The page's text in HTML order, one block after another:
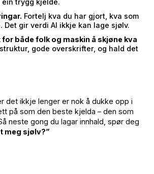
trygg kjelde.
Fortelj kva du har gjort, kva som
Det gir verdi AI ikkje kan lage sjølv.
for både folk og maskin å skjøne kva
gode overskrifter, og hald det
det ikkje lenger er nok å dukke opp i
på som den beste kjelda – den som
neste gong du lagar innhald, spør deg
meg sjølv?”